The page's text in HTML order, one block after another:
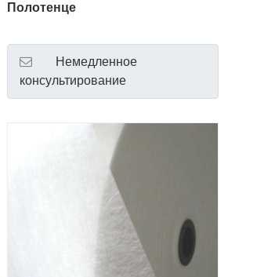
Полотенце
Немедленное
консультирование